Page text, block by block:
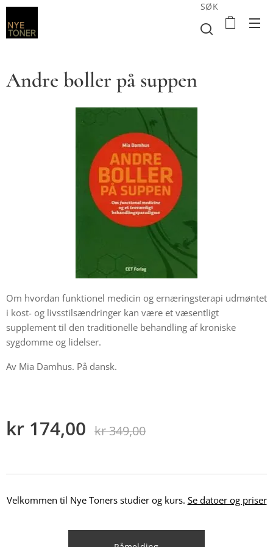
SØK
Andre boller på suppen
Om hvordan funktionel medicin og ernæringsterapi udmøntet
i kost- og livsstilsændringer kan være et væsentligt
supplement til den traditionelle behandling af kroniske
sygdomme og lidelser.
Av Mia Damhus. På dansk.
kr 174,00 kr349,00
Velkommen til Nye Toners studier og kurs. Se datoer og priser